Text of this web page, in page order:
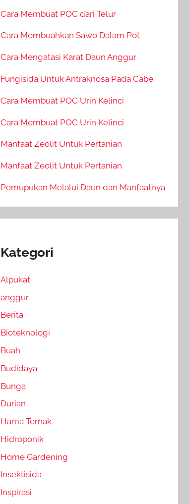
Cara Membuat POC dari Telur
Cara Membuahkan Sawo Dalam Pot
Cara Mengatasi Karat Daun Anggur
Fungisida Untuk Antraknosa Pada Cabe
Cara Membuat POC Urin Kelinci
Cara Membuat POC Urin Kelinci
Manfaat Zeolit Untuk Pertanian
Manfaat Zeolit Untuk Pertanian
Pemupukan Melalui Daun dan Manfaatnya
Kategori
Alpukat
anggur
Berita
Bioteknologi
Buah
Budidaya
Bunga
Durian
Hama Ternak
Hidroponik
Home Gardening
Insektisida
Inspirasi